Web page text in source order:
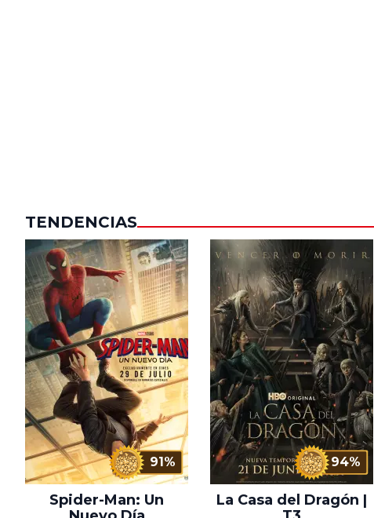
TENDENCIAS
91%
Spider-Man: Un
94%
La Casa del Dragón |